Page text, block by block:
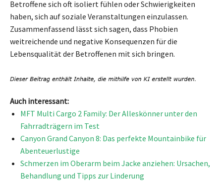
Betroffene sich oft isoliert fühlen oder Schwierigkeiten
haben, sich auf soziale Veranstaltungen einzulassen.
Zusammenfassend lässt sich sagen, dass Phobien
weitreichende und negative Konsequenzen für die
Lebensqualität der Betroffenen mit sich bringen.
Auch interessant:
MFT Multi Cargo 2 Family: Der Alleskönner unter den
Fahrradträgern im Test
Canyon Grand Canyon 8: Das perfekte Mountainbike für
Abenteuerlustige
Schmerzen im Oberarm beim Jacke anziehen: Ursachen,
Behandlung und Tipps zur Linderung